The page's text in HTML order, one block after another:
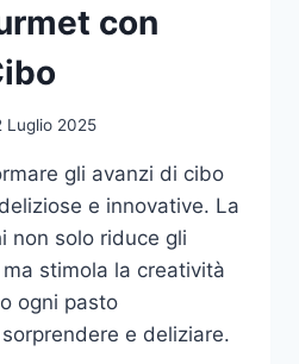
con
Luglio 2025
gli avanzi di cibo
e innovative. La
non solo riduce gli
stimola la creatività
ogni pasto
e deliziare.